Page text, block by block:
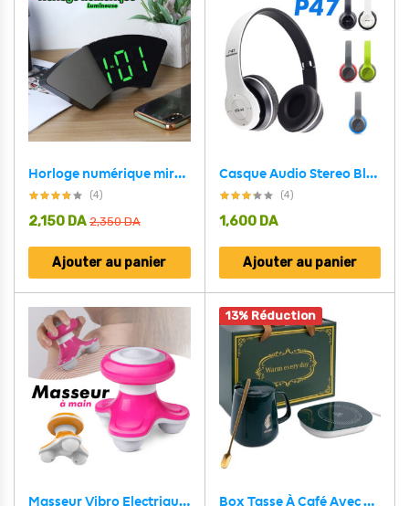
Horloge numérique miroir grand écran pour chambre à coucher
(4)
2,350DA
2,150 DA
Ajouter au panier
Casque Audio Stereo Bluetooth sans fil modèle P47 pliable
(4)
1,600 DA
Ajouter au panier
Masseur Vibro Electrique full body forme de triangle
13% Réduction
Box Tasse À Café Avec Support Chauffant Électrique